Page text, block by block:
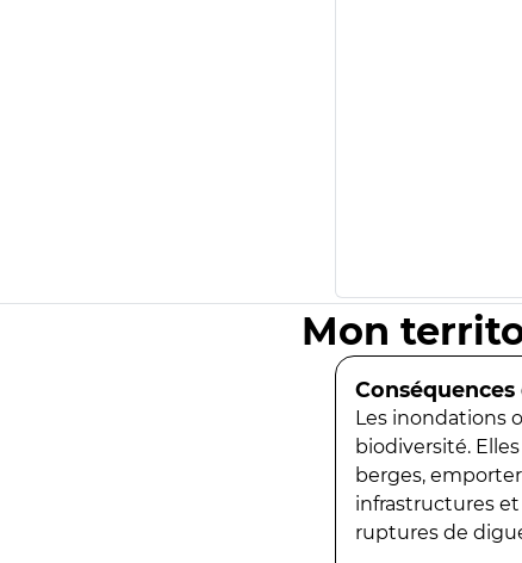
Mon
Les inondations
biodiversité.
berges,
infrastructures
ruptures de